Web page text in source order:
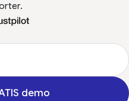
demo